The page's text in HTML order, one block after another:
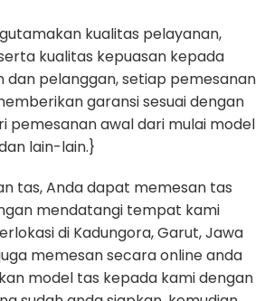
kualitas pelayanan,
kualitas kepuasan kepada
dan pelanggan, setiap pemesanan
garansi sesuai dengan
pemesanan awal dari mulai model
lain-lain.}
tas, Anda dapat memesan tas
mendatangi tempat kami
di Kadungora, Garut, Jawa
memesan secara online anda
model tas kepada kami dengan